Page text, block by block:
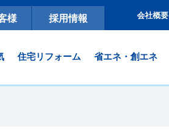
様 採用情報 会社概要
住宅リフォーム 省エネ・創エネ